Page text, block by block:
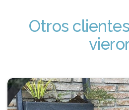
Otros